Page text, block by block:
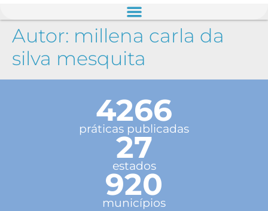
Autor: millena carla da
silva mesquita
4266
práticas publicadas
27
estados
920
municípios